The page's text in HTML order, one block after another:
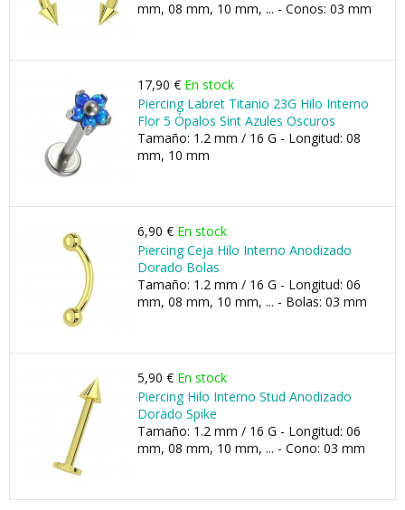
mm, 08 mm, 10 mm, ... - Conos: 03 mm
17,90 € En stock
Piercing Labret Titanio 23G Hilo Interno
Flor 5 Ópalos Sint Azules Oscuros
Tamaño: 1.2 mm / 16 G - Longitud: 08
mm, 10 mm
6,90 € En stock
Piercing Ceja Hilo Interno Anodizado
Dorado Bolas
Tamaño: 1.2 mm / 16 G - Longitud: 06
mm, 08 mm, 10 mm, ... - Bolas: 03 mm
5,90 € En stock
Piercing Hilo Interno Stud Anodizado
Dorado Spike
Tamaño: 1.2 mm / 16 G - Longitud: 06
mm, 08 mm, 10 mm, ... - Cono: 03 mm